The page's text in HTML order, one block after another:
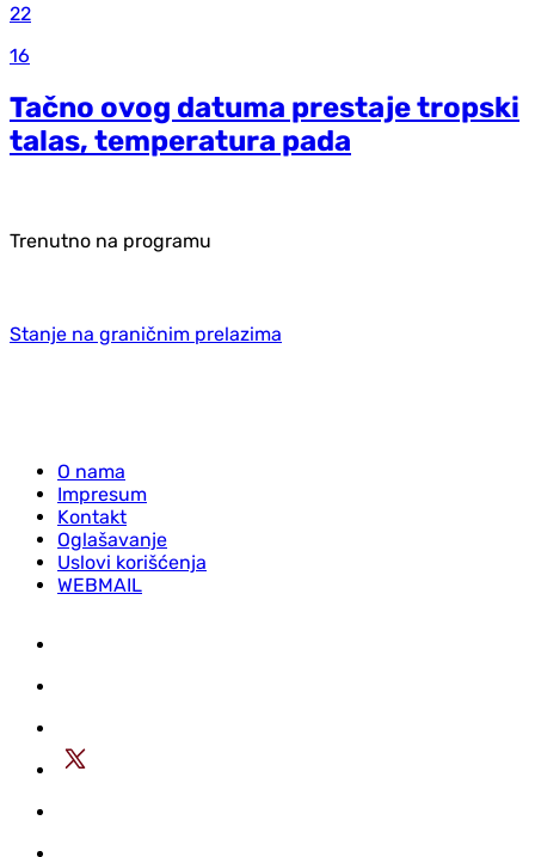
22
16
Tačno ovog datuma prestaje tropski
talas, temperatura pada
Trenutno na programu
Stanje na graničnim prelazima
O nama
Impresum
Kontakt
Oglašavanje
Uslovi korišćenja
WEBMAIL